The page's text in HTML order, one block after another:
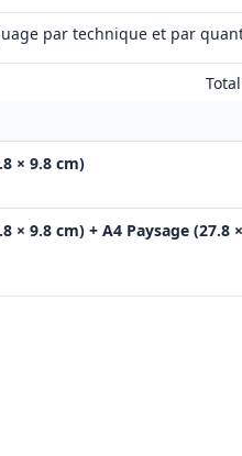
par technique et par
× 9.8 cm)
× 9.8 cm) + A4 Paysage (27.8 ×